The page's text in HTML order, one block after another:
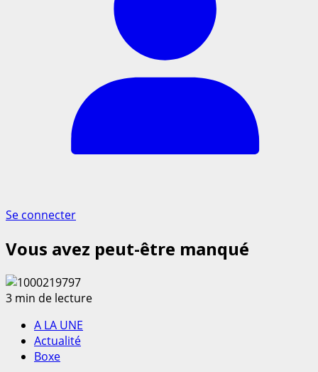
Se connecter
Vous avez peut-être manqué
3 min de lecture
A LA UNE
Actualité
Boxe